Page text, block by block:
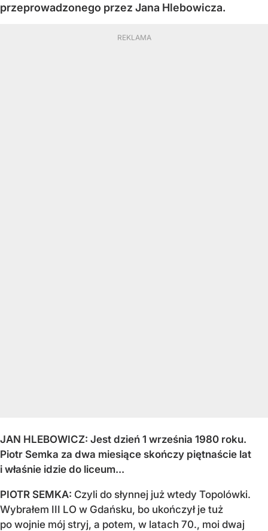
przeprowadzonego przez Jana Hlebowicza.
JAN HLEBOWICZ: Jest dzień 1 września 1980 roku.
Piotr Semka za dwa miesiące skończy piętnaście lat
i właśnie idzie do liceum...
PIOTR SEMKA: Czyli do słynnej już wtedy Topolówki.
Wybrałem III LO w Gdańsku, bo ukończył je tuż
po wojnie mój stryj, a potem, w latach 70., moi dwaj